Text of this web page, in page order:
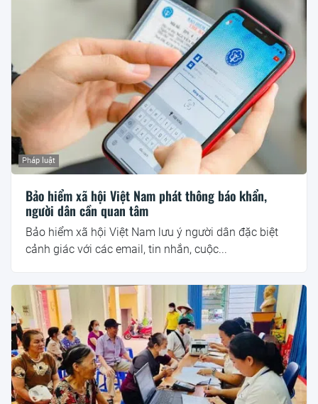
Pháp luật
Bảo hiểm xã hội Việt Nam phát thông báo khẩn,
người dân cần quan tâm
Bảo hiểm xã hội Việt Nam lưu ý người dân đặc biệt
cảnh giác với các email, tin nhắn, cuộc...